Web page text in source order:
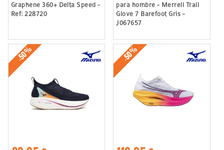
Graphene 360+ Delta Speed -
Ref: 228720
para hombre - Merrell Trail
Glove 7 Barefoot Gris -
J067657
-50% -50%